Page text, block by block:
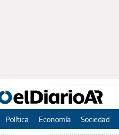
Política Economía Sociedad